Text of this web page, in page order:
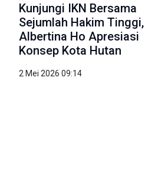
Kunjungi IKN Bersama
Sejumlah Hakim Tinggi,
Albertina Ho Apresiasi
Konsep Kota Hutan
2 Mei 2026 09:14